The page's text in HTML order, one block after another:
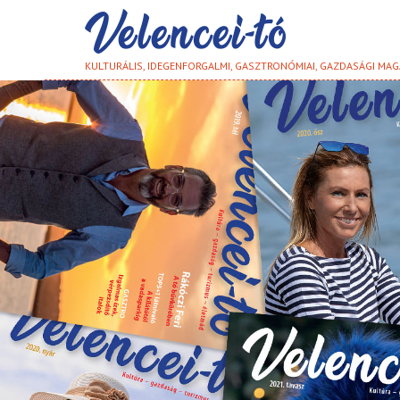
KULTURÁLIS, IDEGENFORGALMI, GASZTRONÓMIAI, GAZDASÁGI